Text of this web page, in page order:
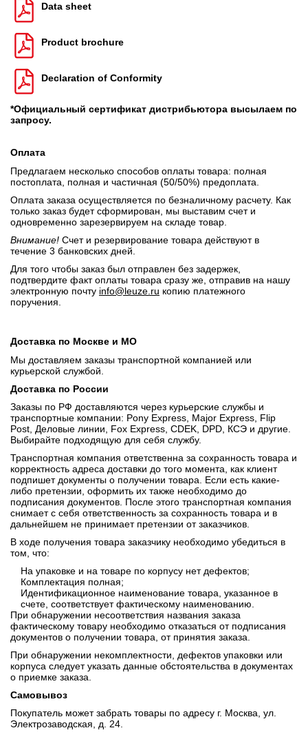
Data sheet
Product brochure
Declaration of Conformity
*Официальный сертификат дистрибьютора высылаем по
запросу.
Оплата
Предлагаем несколько способов оплаты товара: полная
постоплата, полная и частичная (50/50%) предоплата.
Оплата заказа осуществляется по безналичному расчету. Как
только заказ будет сформирован, мы выставим счет и
одновременно зарезервируем на складе товар.
Внимание! Счет и резервирование товара действуют в
течение 3 банковских дней.
Для того чтобы заказ был отправлен без задержек,
подтвердите факт оплаты товара сразу же, отправив на нашу
электронную почту info@leuze.ru копию платежного
поручения.
Доставка по Москве и МО
Мы доставляем заказы транспортной компанией или
курьерской службой.
Доставка по России
Заказы по РФ доставляются через курьерские службы и
транспортные компании: Pony Express, Major Express, Flip
Post, Деловые линии, Fox Express, CDEK, DPD, КСЭ и другие.
Выбирайте подходящую для себя службу.
Транспортная компания ответственна за сохранность товара и
корректность адреса доставки до того момента, как клиент
подпишет документы о получении товара. Если есть какие-
либо претензии, оформить их также необходимо до
подписания документов. После этого транспортная компания
снимает с себя ответственность за сохранность товара и в
дальнейшем не принимает претензии от заказчиков.
В ходе получения товара заказчику необходимо убедиться в
том, что:
На упаковке и на товаре по корпусу нет дефектов;
Комплектация полная;
Идентификационное наименование товара, указанное в
счете, соответствует фактическому наименованию.
При обнаружении несоответствия названия заказа
фактическому товару необходимо отказаться от подписания
документов о получении товара, от принятия заказа.
При обнаружении некомплектности, дефектов упаковки или
корпуса следует указать данные обстоятельства в документах
о приемке заказа.
Самовывоз
Покупатель может забрать товары по адресу г. Москва, ул.
Электрозаводская, д. 24.